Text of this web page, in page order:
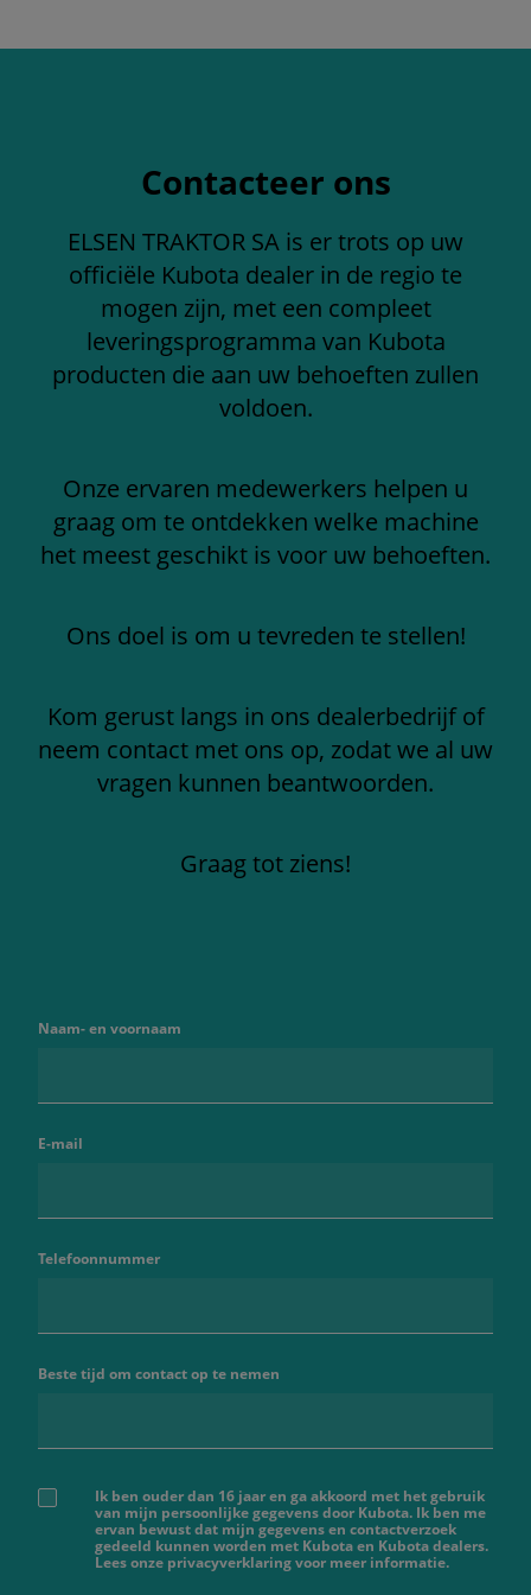
Contacteer ons
ELSEN TRAKTOR SA is er trots op uw
officiële Kubota dealer in de regio te
mogen zijn, met een compleet
leveringsprogramma van Kubota
producten die aan uw behoeften zullen
voldoen.
Onze ervaren medewerkers helpen u
graag om te ontdekken welke machine
het meest geschikt is voor uw behoeften.
Ons doel is om u tevreden te stellen!
Kom gerust langs in ons dealerbedrijf of
neem contact met ons op, zodat we al uw
vragen kunnen beantwoorden.
Graag tot ziens!
Naam- en voornaam
E-mail
Telefoonnummer
Beste tijd om contact op te nemen
Ik ben ouder dan 16 jaar en ga akkoord met het gebruik
van mijn persoonlijke gegevens door Kubota. Ik ben me
ervan bewust dat mijn gegevens en contactverzoek
gedeeld kunnen worden met Kubota en Kubota dealers.
Lees onze privacyverklaring voor meer informatie.